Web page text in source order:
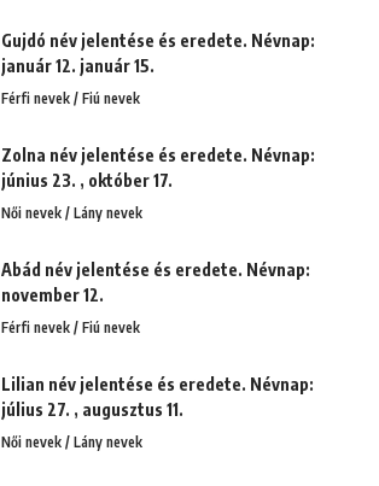
Gujdó név jelentése és eredete. Névnap:
január 12. január 15.
Férfi nevek / Fiú nevek
Zolna név jelentése és eredete. Névnap:
június 23. , október 17.
Női nevek / Lány nevek
Abád név jelentése és eredete. Névnap:
november 12.
Férfi nevek / Fiú nevek
Lilian név jelentése és eredete. Névnap:
július 27. , augusztus 11.
Női nevek / Lány nevek